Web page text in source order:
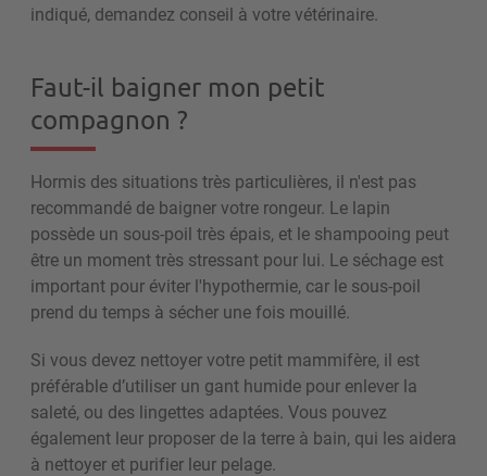
indiqué, demandez conseil à votre vétérinaire.
Faut-il baigner mon petit
compagnon ?
Hormis des situations très particulières, il n'est pas
recommandé de baigner votre rongeur. Le lapin
possède un sous-poil très épais, et le shampooing peut
être un moment très stressant pour lui. Le séchage est
important pour éviter l'hypothermie, car le sous-poil
prend du temps à sécher une fois mouillé.
Si vous devez nettoyer votre petit mammifère, il est
préférable d’utiliser un gant humide pour enlever la
saleté, ou des lingettes adaptées. Vous pouvez
également leur proposer de la terre à bain, qui les aidera
à nettoyer et purifier leur pelage.